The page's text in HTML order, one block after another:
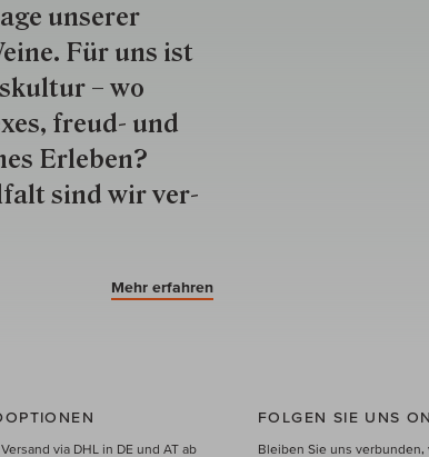
unserer
Für uns ist
– wo
freud- und
Er­le­ben?
sind wir ver­
Mehr erfahren
via DHL in DE und AT ab
FOLGEN SIE UNS
Bleiben Sie uns verbunden,